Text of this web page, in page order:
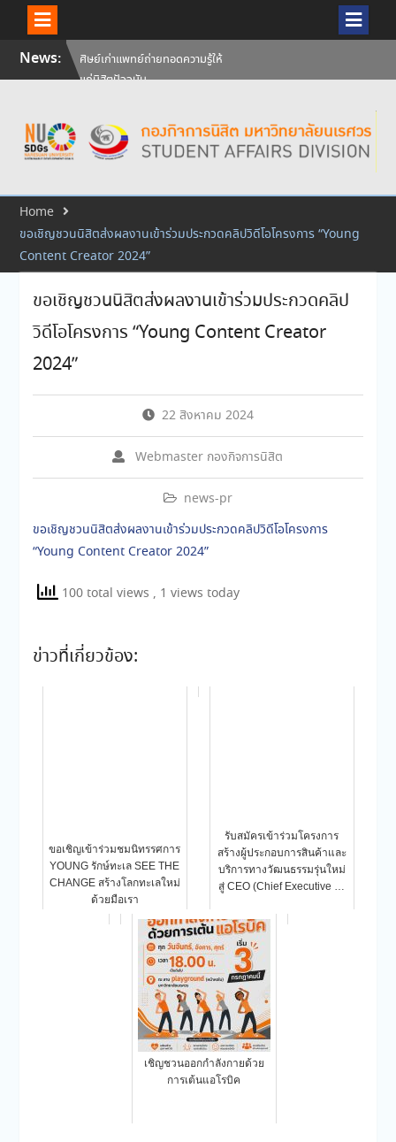
SkipNews:
ศิษย์เก่าแพทย์ถ่ายทอดความรู้ให้
แก่นิสิตปัจจุบัน
นเรศวร ครบรอบ 36 ปี 29
กรกฎาคม 2569
สัมภาษณ์นิสิตเพื่อพิจารณาเข้ารับ
ประจำปีการศึกษา 256
Home
ขอเชิญชวนนิสิตส่งผลงานเข้าร่วมประกวดคลิปวิดีโอโครงการ “Young
Content Creator 2024”
ขอเชิญชวนนิสิตส่งผลงานเข้าร่วมประกวดคลิป
วิดีโอโครงการ “Young Content Creator
2024”
22 สิงหาคม 2024
Webmaster กองกิจการนิสิต
news-pr
ขอเชิญชวนนิสิตส่งผลงานเข้าร่วมประกวดคลิปวิดีโอโครงการ
“Young Content Creator 2024”
100 total views , 1 views today
ข่าวที่เกี่ยวข้อง:
ขอเชิญเข้าร่วมชมนิทรรศการ
YOUNG รักษ์ทะเล SEE THE
CHANGE สร้างโลกทะเลใหม่
ด้วยมือเรา
รับสมัครเข้าร่วมโครงการ
สร้างผู้ประกอบการสินค้าและ
บริการทางวัฒนธรรมรุ่นใหม่
สู่ CEO (Chief Executive …
เชิญชวนออกกำลังกายด้วย
การเต้นแอโรบิค